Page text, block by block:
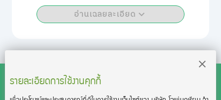
อ่านเฉลยละเอียด
รายละเอียดการใช้งานคุกกี้